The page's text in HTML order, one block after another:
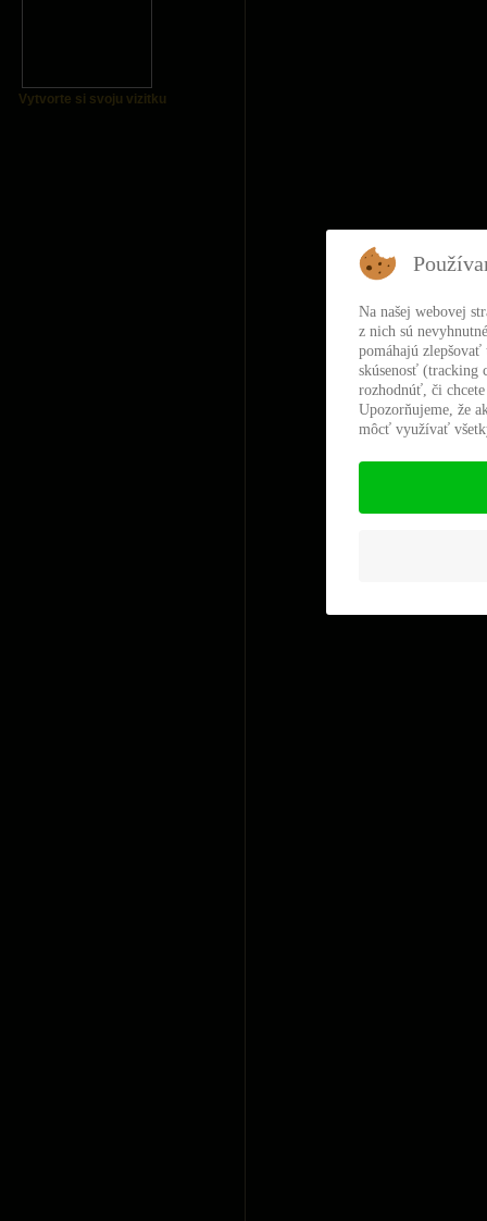
Vytvorte si svoju vizitku
Na našej webovej
z nich sú
pomáhajú
skúsenosť (tracking
rozhodnúť, či
Upozorňujeme, že
môcť využívať